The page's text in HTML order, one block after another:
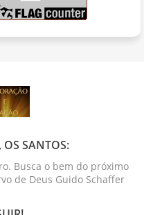
SANTOS:
Busca o bem do próximo
de Deus Guido Schaffer